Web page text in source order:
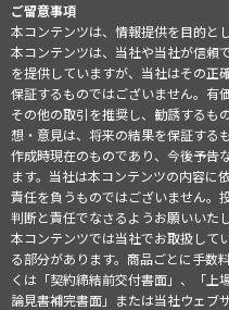
ご留意事項
本コンテンツは、情報提供を目的と
本コンテンツは、当社や当社が信頼
を提供していますが、当社はその正
保証するものではございません。有
その他の取引を推奨し、勧誘するも
想・意見は、将来の結果を保証する
作成時現在のものであり、今後予告
ます。当社は本コンテンツの内容に
責任を負うものではございません。
判断と責任でなさるようお願いいたし
本コンテンツでは当社でお取扱して
る部分があります。商品ごとに手数
くは「契約締結前交付書面」、「上
論見書補完書面」または当社ウェブ